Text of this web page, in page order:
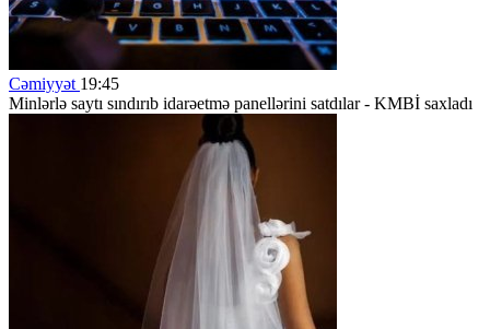
Cəmiyyət 19:45
Minlərlə saytı sındırıb idarəetmə panellərini satdılar - KMBİ saxladı